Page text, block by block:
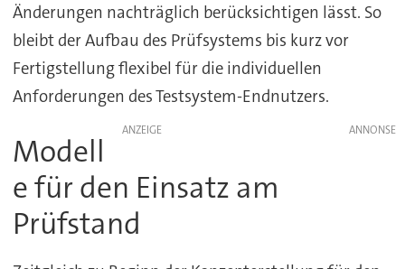
Änderungen nachträglich berücksichtigen lässt. So
bleibt der Aufbau des Prüfsystems bis kurz vor
Fertigstellung flexibel für die individuellen
Anforderungen des Testsystem-Endnutzers.
ANZEIGE
Modell
e für den Einsatz am
Prüfstand